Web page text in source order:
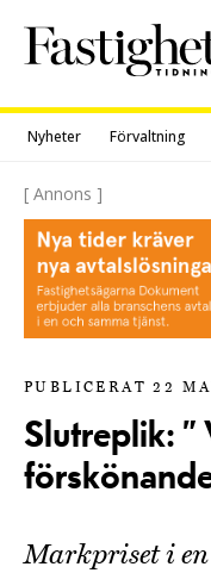
content
Nyheter Förvaltning
[ Annons ]
PUBLICERAT 22
Slutreplik: ”
Markpriset i